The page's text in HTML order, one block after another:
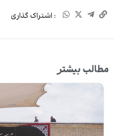
: اشتراک گذاری
مطالب بیشتر